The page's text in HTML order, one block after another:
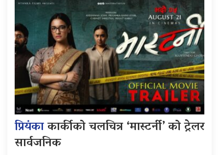
प्रियंकाकार्कीको चलचित्र ‘मास्टर्नी’ को ट्रेलर
सार्वजनिक